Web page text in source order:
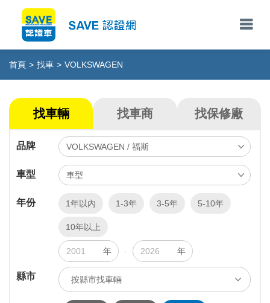
首頁 > 找車 > VOLKSWAGEN
找車輛 找車商 找保修廠
品牌
車型
年份 1年以內 1-3年 3-5年 5-10年
10年以上
年 - 年
縣市 按縣市找車輛